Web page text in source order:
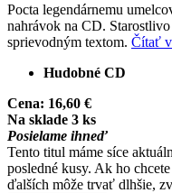
Pocta legendárnemu
nahrávok na CD.
sprievodným textom. Čítať
Hudobné CD
Cena: 16,60 €
Na sklade 3 ks
Posielame ihneď
Tento titul máme síce
posledné kusy. Ak ho
ďalších môže trvať dlhšie,